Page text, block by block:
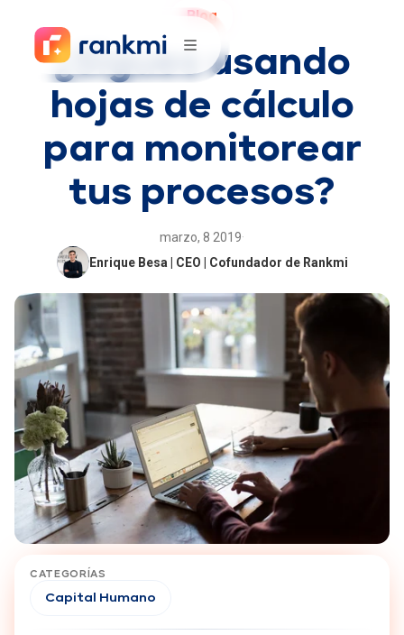
Blog
¿Sigues usando
hojas de cálculo
para monitorear
tus procesos?
marzo, 8 2019·
Enrique Besa | CEO | Cofundador de Rankmi
CATEGORÍAS
Capital Humano